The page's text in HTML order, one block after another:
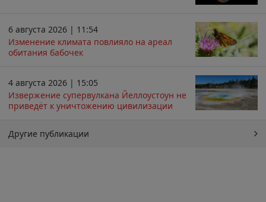
6 августа 2026 | 11:54
Изменение климата повлияло на ареал
обитания бабочек
4 августа 2026 | 15:05
Извержение супервулкана Йеллоустоун не
приведёт к уничтожению цивилизации
Другие публикации